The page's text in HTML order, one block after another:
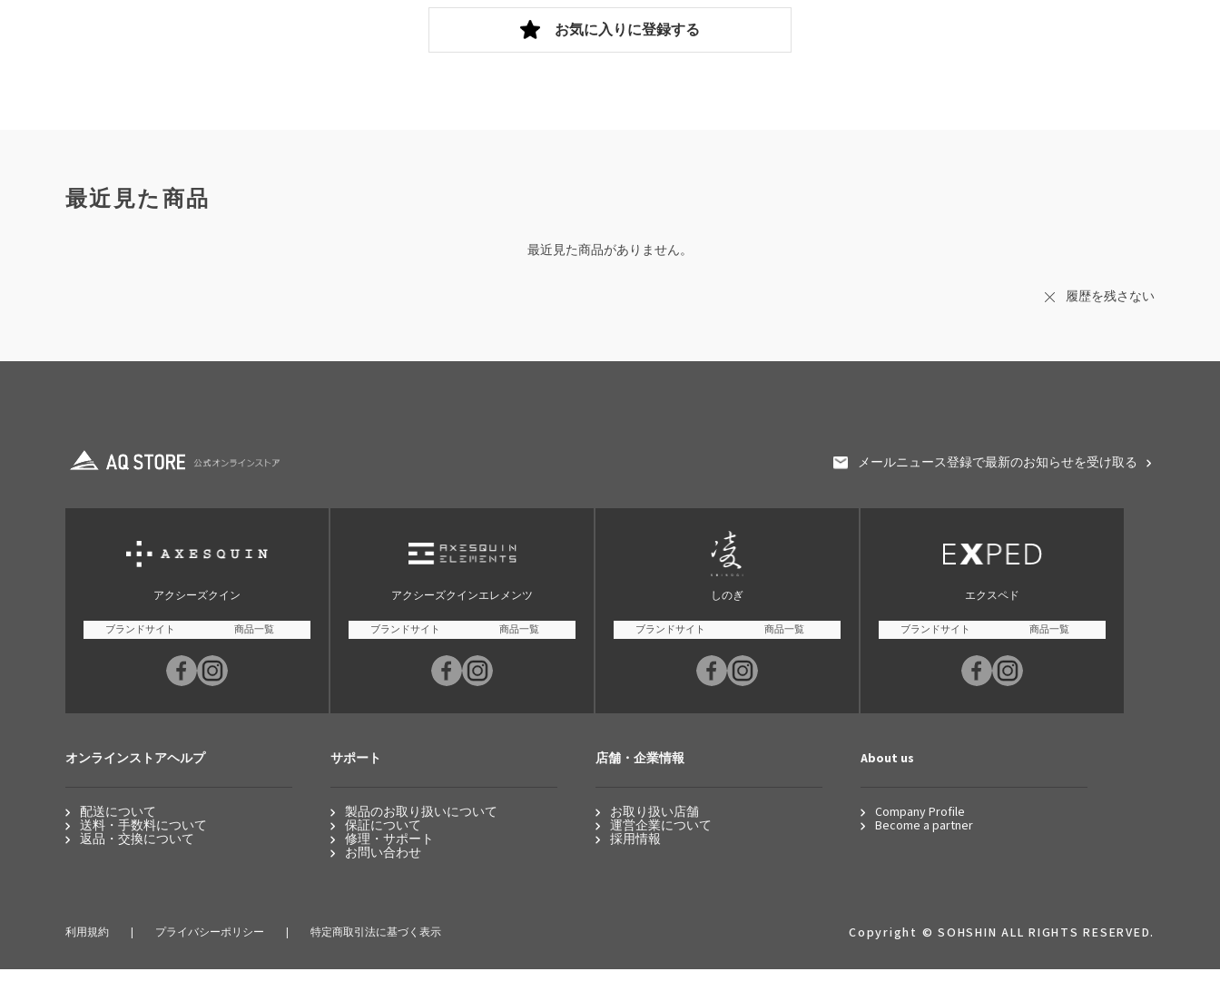
お気に入りに登録する
最近見た商品
最近見た商品がありません。
履歴を残さない
メールニュース登録で最新のお知らせを受け取る
アクシーズクイン
ブランドサイト 商品一覧
アクシーズクインエレメンツ
ブランドサイト 商品一覧
しのぎ
ブランドサイト 商品一覧
エクスペド
ブランドサイト 商品一覧
オンラインストアヘルプ
配送について
送料・手数料について
返品・交換について
サポート
製品のお取り扱いについて
保証について
修理・サポート
お問い合わせ
店舗・企業情報
お取り扱い店舗
運営企業について
採用情報
About us
Company Profile
Become a partner
利用規約 プライバシーポリシー 特定商取引法に基づく表示 Copyright © SOHSHIN ALL RIGHTS RESERVED.